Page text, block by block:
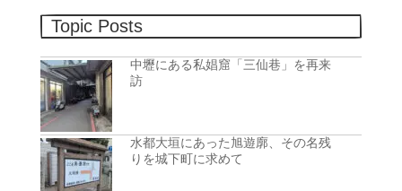
Topic Posts
中壢にある私娼窟「三仙巷」を再来
訪
水都大垣にあった旭遊廓、その名残
りを城下町に求めて